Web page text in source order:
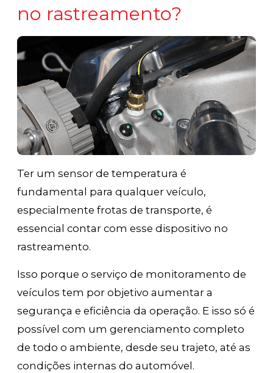
no rastreamento?
Ter um sensor de temperatura é
fundamental para qualquer veículo,
especialmente frotas de transporte, é
essencial contar com esse dispositivo no
rastreamento.
Isso porque o serviço de monitoramento de
veículos tem por objetivo aumentar a
segurança e eficiência da operação. E isso só é
possível com um gerenciamento completo
de todo o ambiente, desde seu trajeto, até as
condições internas do automóvel.